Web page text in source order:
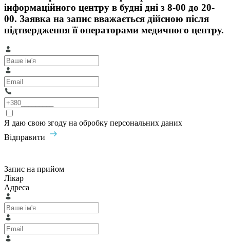
інформаційного центру в будні дні з 8-00 до 20-
00. Заявка на запис вважається дійсною після
підтвердження її операторами медичного центру.
Я даю свою згоду на обробку персональних даних
Відправити
Запис на прийом
Лікар
Адреса